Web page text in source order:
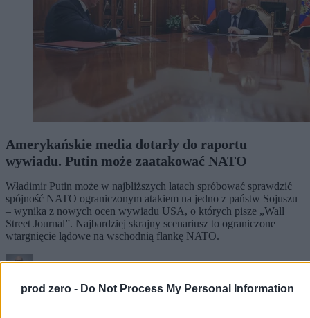
prod zero - Do Not Process My Personal Information
Amerykańskie media dotarły do raportu
wywiadu. Putin może zaatakować NATO
Władimir Putin może w najbliższych latach spróbować sprawdzić
spójność NATO ograniczonym atakiem na jedno z państw Sojuszu
– wynika z nowych ocen wywiadu USA, o których pisze „Wall
Street Journal”. Najbardziej skrajny scenariusz to ograniczone
wtargnięcie lądowe na wschodnią flankę NATO.
Tomasz Pałasz